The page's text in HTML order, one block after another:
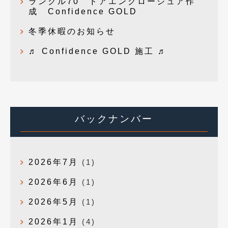
成 Confidence GOLD
冬季休暇のお知らせ
♬ Confidence GOLD 施工 ♬
バックナンバー
2026年7月 (1)
2026年6月 (1)
2026年5月 (1)
2026年1月 (4)